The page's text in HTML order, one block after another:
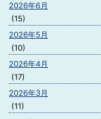
2026年6月
(15)
2026年5月
(10)
2026年4月
(17)
2026年3月
(11)